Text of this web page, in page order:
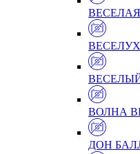
ВЕСЕЛАЯ
ВЕСЕЛЫЙ
ВОЛНА
ДОН